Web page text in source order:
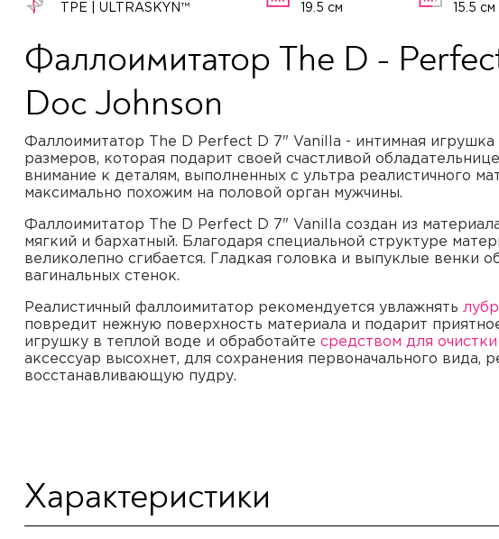
TPE | ULTRASKYN™ 19.5 см 15.5 см
Фаллоимитатор The D -
Doc Johnson
Фаллоимитатор The D Perfect D 7" Vanilla - интимная
размеров, которая подарит своей счастливой
внимание к деталям, выполненных с ультра реалистичного
максимально похожим на половой орган мужчины.
Фаллоимитатор The D Perfect D 7" Vanilla создан из
мягкий и бархатный. Благодаря специальной структуре
великолепно сгибается. Гладкая головка и выпуклые венки
вагинальных стенок.
Реалистичный фаллоимитатор рекомендуется увлажнять
повредит нежную поверхность материала и подарит
игрушку в теплой воде и обработайте средством для очистки
аксессуар высохнет, для сохранения первоначального вида,
восстанавливающую пудру.
Характеристики